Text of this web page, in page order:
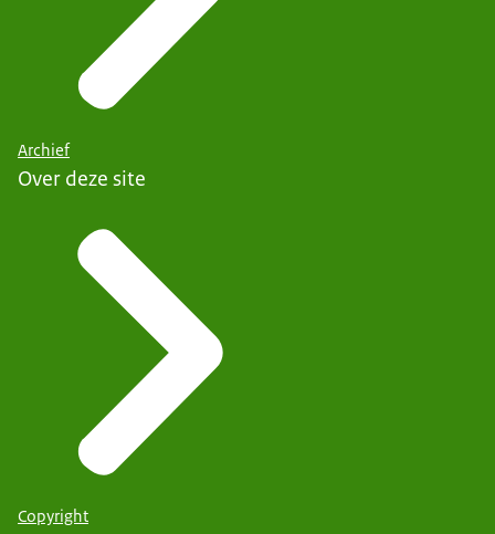
Archief
Over deze site
Copyright